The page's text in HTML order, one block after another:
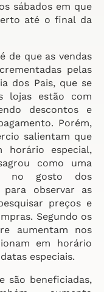
sábados em que
até o final da
de que as vendas
pelas
dos Pais, que se
lojas estão com
descontos e
Porém,
salientam que
horário especial,
como uma
no gosto dos
para observar as
preços e
Segundo os
aumentam nos
em horário
especiais.
são beneficiadas,